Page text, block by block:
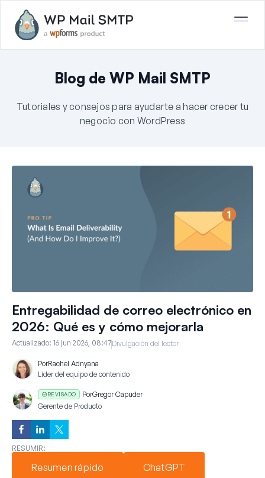
Blog de WP Mail SMTP
Tutoriales y consejos para ayudarte a hacer crecer tu
negocio con WordPress
Entregabilidad de correo electrónico en
2026: Qué es y cómo mejorarla
Actualizado: 16 jun 2026, 08:47Divulgación del lector
PorRachel Adnyana
Líder del equipo de contenido
REVISADO PorGregor Capuder
Gerente de Producto
RESUMIR:
Resumen rápido ChatGPT